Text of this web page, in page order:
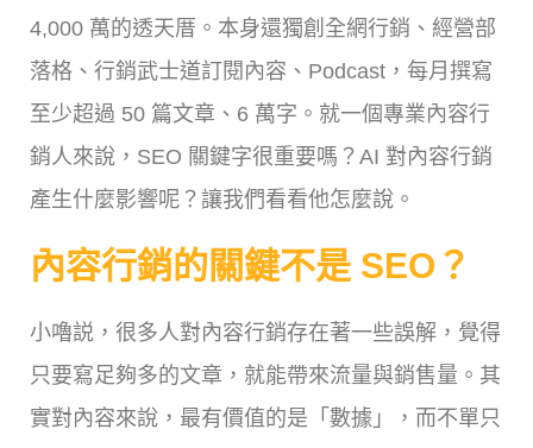
4,000 萬的透天厝。本身還獨創全網行銷、經營部
落格、行銷武士道訂閱內容、Podcast，每月撰寫
至少超過 50 篇文章、6 萬字。就一個專業內容行
銷人來說，SEO 關鍵字很重要嗎？AI 對內容行銷
產生什麼影響呢？讓我們看看他怎麼說。
內容行銷的關鍵不是 SEO？
小嚕説，很多人對內容行銷存在著一些誤解，覺得
只要寫足夠多的文章，就能帶來流量與銷售量。其
實對內容來說，最有價值的是「數據」，而不單只